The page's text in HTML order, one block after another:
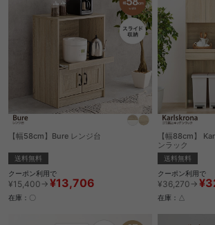
【幅58cm】Bure レンジ台
送料無料
クーポン利用で
¥15,400→ ¥13,706
在庫：〇
【幅88cm】
ンラック
送料無料
クーポン利用で
¥36,270→
在庫：△